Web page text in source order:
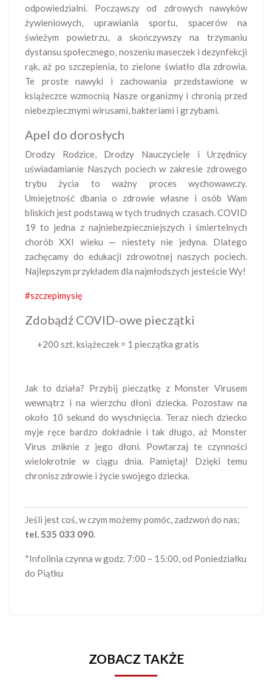
odpowiedzialni. Począwszy od zdrowych nawyków
żywieniowych, uprawiania sportu, spacerów na
świeżym powietrzu, a skończywszy na trzymaniu
dystansu społecznego, noszeniu maseczek i dezynfekcji
rąk, aż po szczepienia, to zielone światło dla zdrowia.
Te proste nawyki i zachowania przedstawione w
książeczce wzmocnią Nasze organizmy i chronią przed
niebezpiecznymi wirusami, bakteriami i grzybami.
Apel do dorosłych
Drodzy Rodzice, Drodzy Nauczyciele i Urzędnicy
uświadamianie Naszych pociech w zakresie zdrowego
trybu życia to ważny proces wychowawczy.
Umiejętność dbania o zdrowie własne i osób Wam
bliskich jest podstawą w tych trudnych czasach. COVID
19 to jedna z najniebezpieczniejszych i śmiertelnych
chorób XXI wieku — niestety nie jedyna. Dlatego
zachęcamy do edukacji zdrowotnej naszych pociech.
Najlepszym przykładem dla najmłodszych jesteście Wy!
#szczepimysię
Zdobądź COVID-owe pieczątki
+200 szt. książeczek = 1 pieczątka gratis
Jak to działa? Przybij pieczątkę z Monster Virusem
wewnątrz i na wierzchu dłoni dziecka. Pozostaw na
około 10 sekund do wyschnięcia. Teraz niech dziecko
myje ręce bardzo dokładnie i tak długo, aż Monster
Virus zniknie z jego dłoni. Powtarzaj te czynności
wielokrotnie w ciągu dnia. Pamiętaj! Dzięki temu
chronisz zdrowie i życie swojego dziecka.
Jeśli jest coś, w czym możemy pomóc, zadzwoń do nas;
tel. 535 033 090.
*Infolinia czynna w godz. 7:00 – 15:00, od Poniedziałku
do Piątku
ZOBACZ TAKŻE